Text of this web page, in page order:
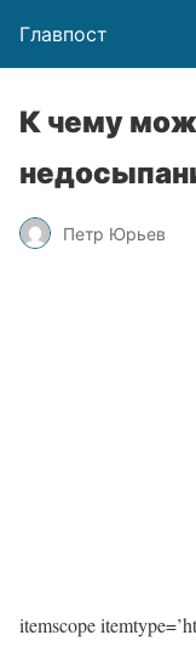
Главпост
К чему
Петр Юрьев
itemscope